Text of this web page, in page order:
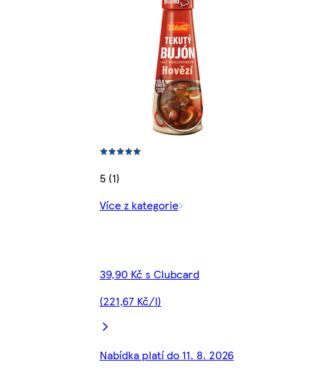
5 (1)
Více z kategorie
39,90 Kč s Clubcard
(221,67 Kč/l)
Nabídka platí do 11. 8. 2026